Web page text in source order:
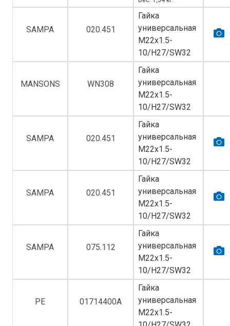
SAMPA 020.451
Гайка
универсальная
M22х1.5-
10/H27/SW32
MANSONS WN308
Гайка
универсальная
M22х1.5-
10/H27/SW32
SAMPA 020.451
Гайка
универсальная
M22х1.5-
10/H27/SW32
SAMPA 020.451
Гайка
универсальная
M22х1.5-
10/H27/SW32
SAMPA 075.112
Гайка
универсальная
M22х1.5-
10/H27/SW32
PE 01714400A
Гайка
универсальная
M22х1.5-